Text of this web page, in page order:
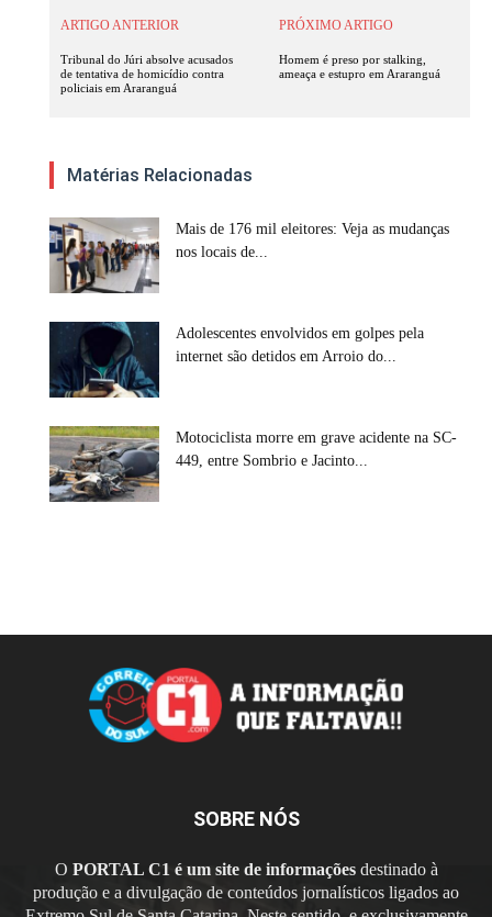
ARTIGO ANTERIOR
Tribunal do Júri absolve acusados
de tentativa de homicídio contra
policiais em Araranguá
PRÓXIMO ARTIGO
Homem é preso por stalking,
ameaça e estupro em Araranguá
Matérias Relacionadas
Mais de 176 mil eleitores: Veja as mudanças
nos locais de...
Adolescentes envolvidos em golpes pela
internet são detidos em Arroio do...
Motociclista morre em grave acidente na SC-
449, entre Sombrio e Jacinto...
SOBRE NÓS
O PORTAL C1 é um site de informaçõesdestinado à
produção e a divulgação de conteúdos jornalísticos ligados ao